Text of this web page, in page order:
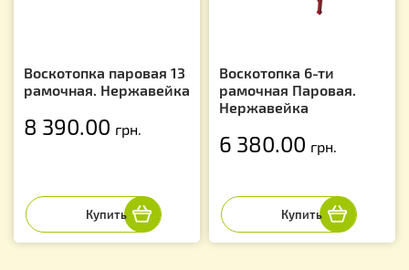
Воскотопка паровая 13
рамочная. Нержавейка
8 390.00 грн.
Воскотопка 6-ти
рамочная Паровая.
Нержавейка
6 380.00 грн.